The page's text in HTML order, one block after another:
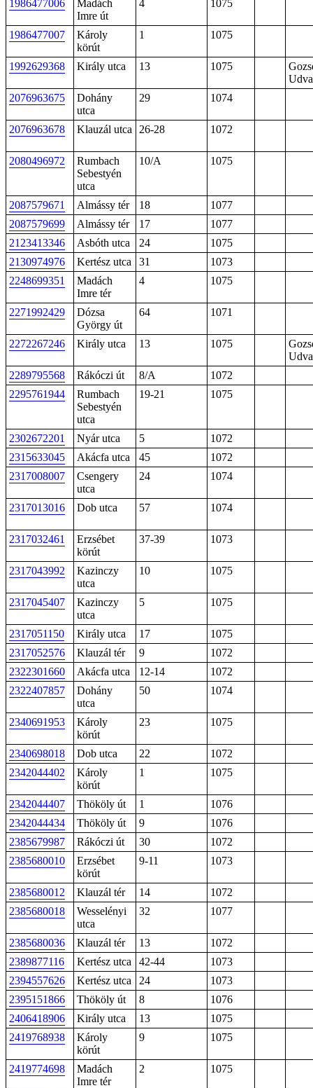
1986477006
Madách
Imre út
4 1075
1986477007
Károly
körút
1 1075
1992629368 Király utca 13 1075
2076963675
Dohány
utca
29 1074
2076963678 Klauzál utca 26-28 1072
2080496972
Rumbach
Sebestyén
utca
10/A 1075
2087579671 Almássy tér 18
1077
2087579699
Almássy tér 17
1077
2123413346
Asbóth utca 24
1075
2130974976
Kertész utca 31
1073
2248699351
Madách
Imre tér
4 1075
2271992429
Dózsa
György út
64 1071
2272267246 Király utca 13 1075
2289795568
Rákóczi út 8/A
1072
2295761944
Rumbach
Sebestyén
utca
19-21 1075
2302672201 Nyár utca 5
1072
2315633045
Akácfa utca 45
1072
2317008007
Csengery
utca
24 1074
2317013016 Dob utca 57 1074
2317032461
Erzsébet
körút
37-39 1073
2317043992
Kazinczy
utca
10 1075
2317045407
Kazinczy
utca
5 1075
2317051150 Király utca 17
1075
2317052576
Klauzál tér 9
1072
2322301660
Akácfa utca 12-14
1072
2322407857
Dohány
utca
50 1074
2340691953
Károly
körút
23 1075
2340698018 Dob utca 22
1072
2342044402
Károly
körút
1 1075
2342044407 Thököly út 1
1076
2342044434
Thököly út 9
1076
2385679987
Rákóczi út 30
1072
2385680010
Erzsébet
körút
9-11 1073
2385680012 Klauzál tér 14
1072
2385680018
Wesselényi
utca
32 1077
2385680036 Klauzál tér 13
1072
2389877116
Kertész utca 42-44
1073
2394557626
Kertész utca 24
1073
2395151866
Thököly út 8
1076
2406418906
Király utca 13
1075
2419768938
Károly
körút
9 1075
2419774698
Madách
Imre tér
2 1075